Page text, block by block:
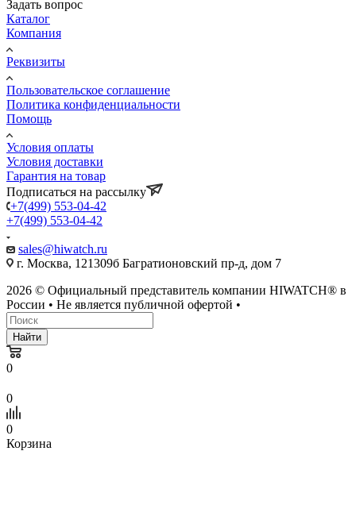
Задать вопрос
Каталог
Компания
Реквизиты
Пользовательское соглашение
Политика конфиденциальности
Помощь
Условия оплаты
Условия доставки
Гарантия на товар
Подписаться на рассылку
+7(499) 553-04-42
+7(499) 553-04-42
sales@hiwatch.ru
г. Москва, 121309б Багратионовский пр-д, дом 7
2026 © Официальный представитель компании HIWATCH® в
России • Не является публичной офертой •
Найти
0
0
0
Корзина